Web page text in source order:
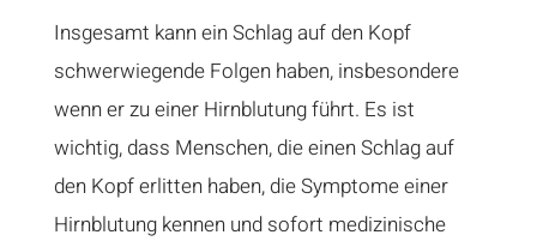
Insgesamt kann ein Schlag auf den Kopf
schwerwiegende Folgen haben, insbesondere
wenn er zu einer Hirnblutung führt. Es ist
wichtig, dass Menschen, die einen Schlag auf
den Kopf erlitten haben, die Symptome einer
Hirnblutung kennen und sofort medizinische